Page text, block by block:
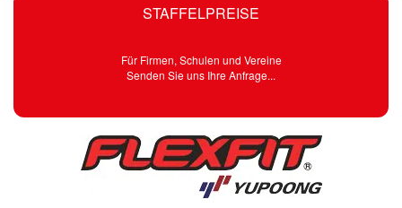
STAFFELPREISE
Für Firmen, Schulen und Vereine
Senden Sie uns Ihre Anfrage...